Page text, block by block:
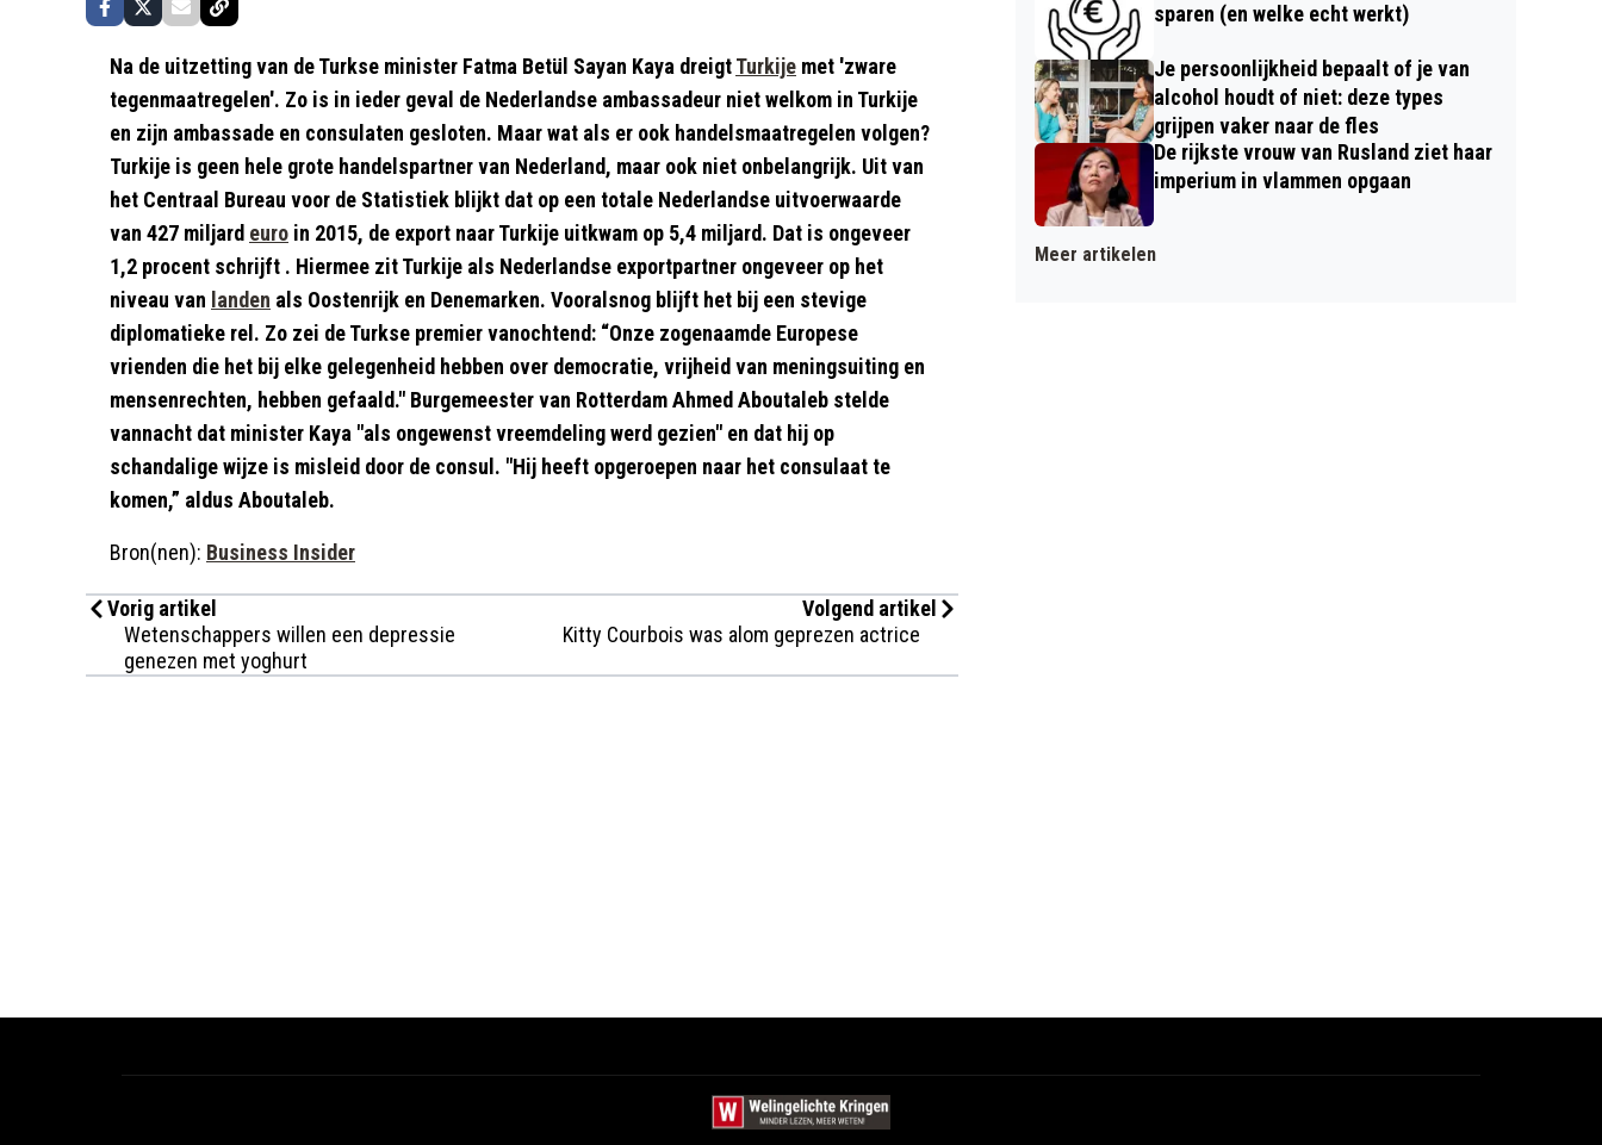
Na de uitzetting van de Turkse minister Fatma Betül Sayan Kaya dreigtTurkije met 'zware
tegenmaatregelen'. Zo is in ieder geval de Nederlandse ambassadeur niet welkom in Turkije
en zijn ambassade en consulaten gesloten. Maar wat als er ook handelsmaatregelen volgen?
Turkije is geen hele grote handelspartner van Nederland, maar ook niet onbelangrijk. Uit van
het Centraal Bureau voor de Statistiek blijkt dat op een totale Nederlandse uitvoerwaarde
van 427 miljard euro in 2015, de export naar Turkije uitkwam op 5,4 miljard. Dat is ongeveer
1,2 procent schrijft . Hiermee zit Turkije als Nederlandse exportpartner ongeveer op het
niveau van landen als Oostenrijk en Denemarken. Vooralsnog blijft het bij een stevige
diplomatieke rel. Zo zei de Turkse premier vanochtend: “Onze zogenaamde Europese
vrienden die het bij elke gelegenheid hebben over democratie, vrijheid van meningsuiting en
mensenrechten, hebben gefaald." Burgemeester van Rotterdam Ahmed Aboutaleb stelde
vannacht dat minister Kaya "als ongewenst vreemdeling werd gezien" en dat hij op
schandalige wijze is misleid door de consul. "Hij heeft opgeroepen naar het consulaat te
komen,” aldus Aboutaleb.
Bron(nen): Business Insider
Vorig artikel
Wetenschappers willen een depressie
genezen met yoghurt
Volgend artikel
Kitty Courbois was alom geprezen actrice
sparen (en welke echt werkt)
Je persoonlijkheid bepaalt of je van
alcohol houdt of niet: deze types
grijpen vaker naar de fles
De rijkste vrouw van Rusland ziet haar
imperium in vlammen opgaan
Meer artikelen